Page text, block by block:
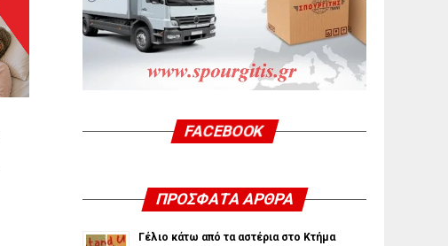
FACEBOOK
ΠΡΌΣΦΑΤΑ ΆΡΘΡΑ
Γέλιο κάτω από τα αστέρια στο Κτήμα